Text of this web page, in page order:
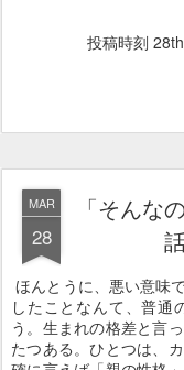
投稿時刻
MAR
28
「そんな
ほんとうに、悪い意味
したことなんて、普通
う。生まれの格差と言
たつある。ひとつは、